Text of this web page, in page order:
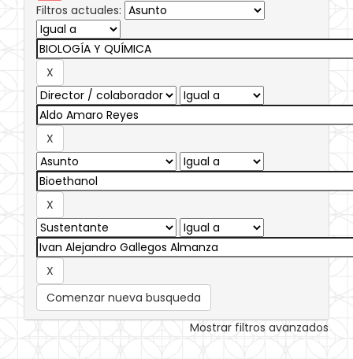
Filtros actuales:
Comenzar nueva busqueda
Mostrar filtros avanzados